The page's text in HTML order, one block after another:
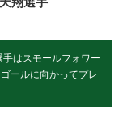
手はスモールフォワー
ゴールに向かってプレ